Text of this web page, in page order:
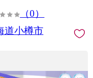
（0）
道小樽市